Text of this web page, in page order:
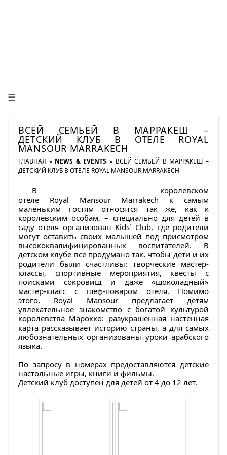
☰
ВСЕЙ СЕМЬЕЙ В МАРРАКЕШ –
ДЕТСКИЙ КЛУБ В ОТЕЛЕ ROYAL
MANSOUR MARRAKECH
ГЛАВНАЯ » NEWS & EVENTS » ВСЕЙ СЕМЬЕЙ В МАРРАКЕШ –
ДЕТСКИЙ КЛУБ В ОТЕЛЕ ROYAL MANSOUR MARRAKECH
В королевском
отеле Royal Mansour Marrakech к самым
маленьким гостям относятся так же, как к
королевским особам, – специально для детей в
саду отеля организован Kids` Club, где родители
могут оставить своих малышей под присмотром
высококвалифицированных воспитателей. В
детском клубе все продумано так, чтобы дети и их
родители были счастливы: творческие мастер-
классы, спортивные мероприятия, квесты с
поисками сокровищ и даже «шоколадный»
мастер-класс с шеф-поваром отеля. Помимо
этого, Royal Mansour предлагает детям
увлекательное знакомство с богатой культурой
королевства Марокко: разукрашенная настенная
карта рассказывает историю страны, а для самых
любознательных организованы уроки арабского
языка.
По запросу в номерах предоставляются детские
настольные игры, книги и фильмы.
Детский клуб доступен для детей от 4 до 12 лет.